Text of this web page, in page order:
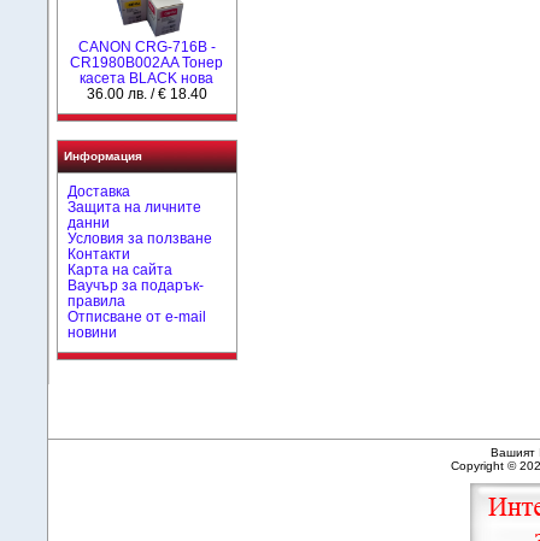
CANON CRG-716B -
CR1980B002AA Тонер
касета BLACK нова
36.00 лв. / € 18.40
Информация
Доставка
Защита на личните
данни
Условия за ползване
Контакти
Карта на сайта
Ваучър за подарък-
правила
Отписване от e-mail
новини
Вашият
Copyright ©